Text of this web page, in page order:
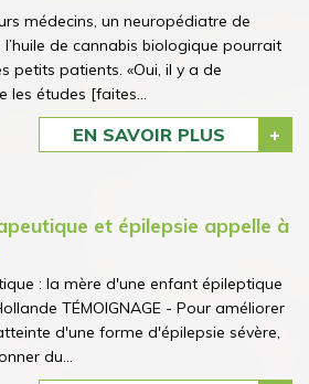
médecins, un neuropédiatre de
de cannabis biologique pourrait
petits patients. «Oui, il y a de
les études [faites...
EN SAVOIR PLUS
et épilepsie appelle à
: la mère d'une enfant épileptique
TÉMOIGNAGE - Pour améliorer
d'une forme d'épilepsie sévère,
du...